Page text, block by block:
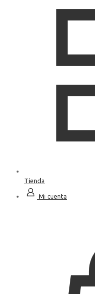
Tienda
Mi cuenta